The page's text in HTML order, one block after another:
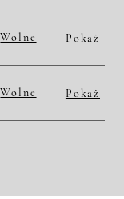
Wolne
Pokaż
Wolne
Pokaż